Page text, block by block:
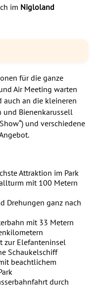
im Nigloland
für die ganze
Air Meeting warten
auch an die kleineren
und Bienenkarussell
und verschiedene
Attraktion im Park
mit 100 Metern
Drehungen ganz nach
mit 33 Metern
zur Elefanteninsel
Schaukelschiff
beachtlichem
durch